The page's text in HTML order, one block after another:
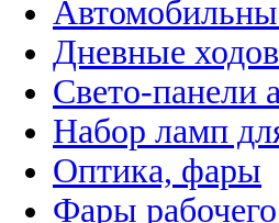
Дневные
Свето-панели
Набор ламп
Оптика, фары
Фары рабочего